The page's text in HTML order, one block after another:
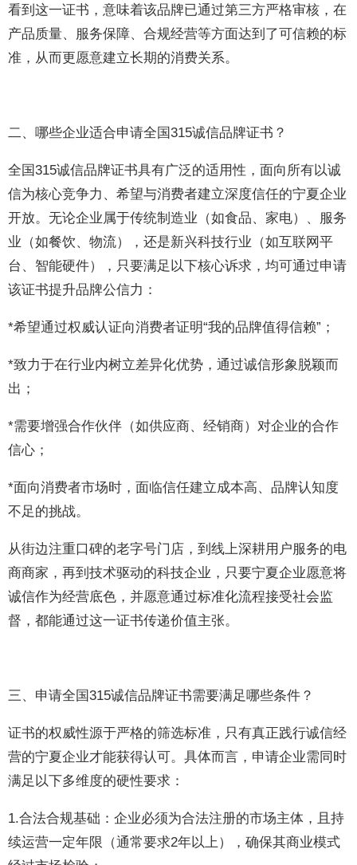
看到这一证书，意味着该品牌已通过第三方严格审核，在
产品质量、服务保障、合规经营等方面达到了可信赖的标
准，从而更愿意建立长期的消费关系。
二、哪些企业适合申请全国315诚信品牌证书？
全国315诚信品牌证书具有广泛的适用性，面向所有以诚
信为核心竞争力、希望与消费者建立深度信任的宁夏企业
开放。无论企业属于传统制造业（如食品、家电）、服务
业（如餐饮、物流），还是新兴科技行业（如互联网平
台、智能硬件），只要满足以下核心诉求，均可通过申请
该证书提升品牌公信力：
*希望通过权威认证向消费者证明“我的品牌值得信赖”；
*致力于在行业内树立差异化优势，通过诚信形象脱颖而
出；
*需要增强合作伙伴（如供应商、经销商）对企业的合作
信心；
*面向消费者市场时，面临信任建立成本高、品牌认知度
不足的挑战。
从街边注重口碑的老字号门店，到线上深耕用户服务的电
商商家，再到技术驱动的科技企业，只要宁夏企业愿意将
诚信作为经营底色，并愿意通过标准化流程接受社会监
督，都能通过这一证书传递价值主张。
三、申请全国315诚信品牌证书需要满足哪些条件？
证书的权威性源于严格的筛选标准，只有真正践行诚信经
营的宁夏企业才能获得认可。具体而言，申请企业需同时
满足以下多维度的硬性要求：
1.合法合规基础：企业必须为合法注册的市场主体，且持
续运营一定年限（通常要求2年以上），确保其商业模式